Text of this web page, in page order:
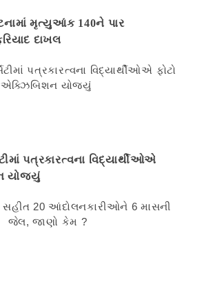
મૃત્યુઆંક 140ને પાર
દાખલ
પત્રકારત્વના વિદ્યાર્થીઓએ
યોજ્યું